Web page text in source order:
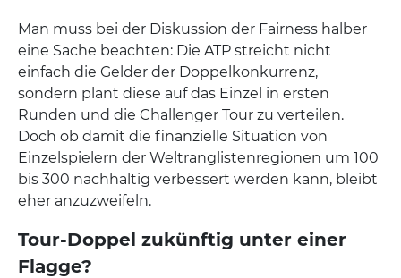
Man muss bei der Diskussion der Fairness halber
eine Sache beachten: Die ATP streicht nicht
einfach die Gelder der Doppelkonkurrenz,
sondern plant diese auf das Einzel in ersten
Runden und die Challenger Tour zu verteilen.
Doch ob damit die finanzielle Situation von
Einzelspielern der Weltranglistenregionen um 100
bis 300 nachhaltig verbessert werden kann, bleibt
eher anzuzweifeln.
Tour-Doppel zukünftig unter einer
Flagge?